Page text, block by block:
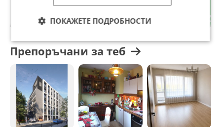
Хаджи Димитър
гр. София
Препоръчани за теб
ПОКАЖЕТЕ ПОДРОБНОСТИ